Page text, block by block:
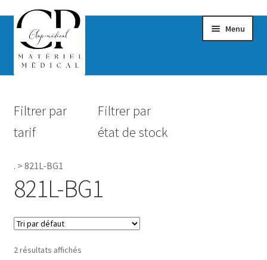
Menu
Hygiène
Accessoires Salle de bain
Filtrer par
tarif
Filtrer par
état de stock
. > 821L-BG1
821L-BG1
2 résultats affichés